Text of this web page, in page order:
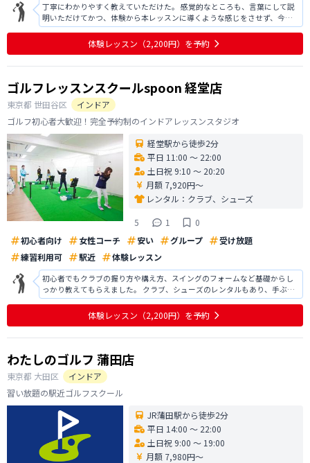
丁寧にわかりやすく教えていただけた。 感覚的なところも、言葉にして説
明いただけてかつ、体験から本レッスンに導くような感じをさせず、今後
上手くなるために打ちっぱなしではこうしたらいいよというアドバイスを
いただけた。以前より格段に、飛ぶようになり、上達の兆しが見えた。入
会するかどうか真剣に検討中。値段も
体験レッスン （2,200円） を予約
ゴルフレッスンスクールspoon 経堂店
東京都 世田谷区
インドア
ゴルフ初心者大歓迎！完全予約制のインドアレッスンスタジオ
経堂駅から徒歩2分
平日 11:00 〜 22:00
土日祝 9:10 〜 20:20
月額 7,920円〜
レンタル： クラブ、シューズ
5
1
0
初心者向け
女性コーチ 安い グループ
受け放題
練習利用可
駅近 体験レッスン
初心者でもクラブの握り方や構え方、スイングのフォームなど基礎からし
っかり教えてもらえました。 クラブ、シューズのレンタルもあり、手ぶら
で行けて、着替えスペースやウォーターサーバーがあるのも有難いです。
施設内は綺麗で、外から見えるので入りやく、駅から5分以内と好立地なの
も通いやすいポイントだと思いま
体験レッスン （2,200円） を予約
わたしのゴルフ 蒲田店
東京都 大田区
インドア
習い放題の駅近ゴルフスクール
JR蒲田駅から徒歩2分
平日 14:00 〜 22:00
土日祝 9:00 〜 19:00
月額 7,980円〜